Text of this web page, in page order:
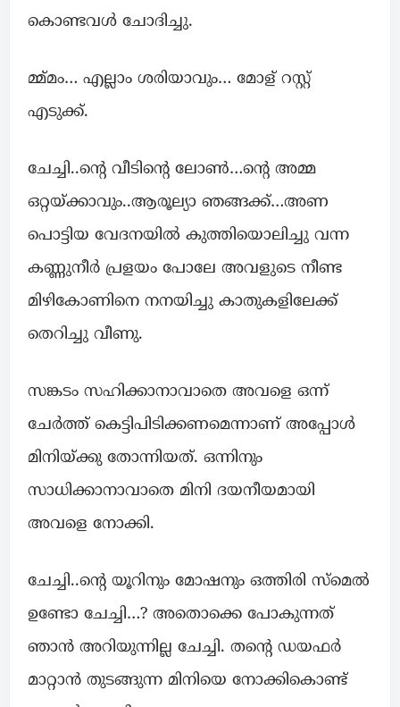
കൊണ്ടവൾ ചോദിച്ചു.
മ്മ്മം… എല്ലാം ശരിയാവും… മോള് റസ്റ്റ്
എടുക്ക്.
ചേച്ചി..ന്റെ വീടിന്റെ ലോൺ…ന്റെ അമ്മ
ഒറ്റയ്ക്കാവും..ആരൂല്യാ ഞങ്ങക്ക്…അണ
പൊട്ടിയ വേദനയിൽ കുത്തിയൊലിച്ചു വന്ന
കണ്ണുനീർ പ്രളയം പോലേ അവളുടെ നീണ്ട
മിഴികോണിനെ നനയിച്ചു കാതുകളിലേക്ക്
തെറിച്ചു വീണു.
സങ്കടം സഹിക്കാനാവാതെ അവളെ ഒന്ന്
ചേർത്ത് കെട്ടിപിടിക്കണമെന്നാണ് അപ്പോൾ
മിനിയ്ക്കു തോന്നിയത്. ഒന്നിനും
സാധിക്കാനാവാതെ മിനി ദയനീയമായി
അവളെ നോക്കി.
ചേച്ചി..ന്റെ യൂറിനും മോഷനും ഒത്തിരി സ്മെൽ
ഉണ്ടോ ചേച്ചി…? അതൊക്കെ പോകുന്നത്
ഞാൻ അറിയുന്നില്ല ചേച്ചി. തന്റെ ഡയഫർ
മാറ്റാൻ തുടങ്ങുന്ന മിനിയെ നോക്കികൊണ്ട്